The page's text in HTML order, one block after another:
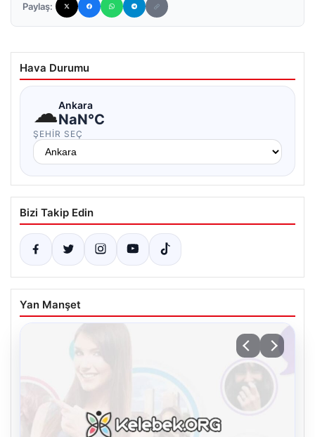
Paylaş:
Hava Durumu
☁Ankara
NaN°C
ŞEHIR SEÇ
Bizi Takip Edin
Yan Manşet